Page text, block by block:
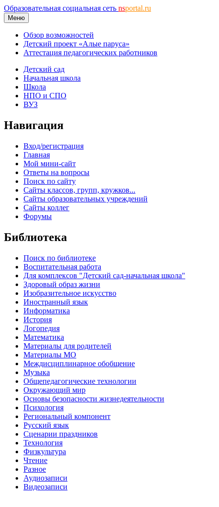
Образовательная социальная сеть nsportal.ru
Меню
Обзор возможностей
Детский проект «Алые паруса»
Аттестация педагогических работников
Детский сад
Начальная школа
Школа
НПО и СПО
ВУЗ
Навигация
Вход/регистрация
Главная
Мой мини-сайт
Ответы на вопросы
Поиск по сайту
Сайты классов, групп, кружков...
Сайты образовательных учреждений
Сайты коллег
Форумы
Библиотека
Поиск по библиотеке
Воспитательная работа
Для комплексов "Детский сад-начальная школа"
Здоровый образ жизни
Изобразительное искусство
Иностранный язык
Информатика
История
Логопедия
Математика
Материалы для родителей
Материалы МО
Междисциплинарное обобщение
Музыка
Общепедагогические технологии
Окружающий мир
Основы безопасности жизнедеятельности
Психология
Региональный компонент
Русский язык
Сценарии праздников
Технология
Физкультура
Чтение
Разное
Аудиозаписи
Видеозаписи